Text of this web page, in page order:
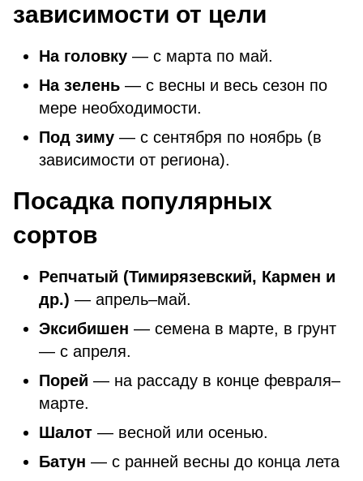
зависимости от цели
На головку — с марта по май.
На зелень — с весны и весь сезон по
мере необходимости.
Под зиму — с сентября по ноябрь (в
зависимости от региона).
Посадка популярных
сортов
Репчатый (Тимирязевский, Кармен и
др.) — апрель–май.
Эксибишен — семена в марте, в грунт
— с апреля.
Порей — на рассаду в конце февраля–
марте.
Шалот — весной или осенью.
Батун — с ранней весны до конца лета